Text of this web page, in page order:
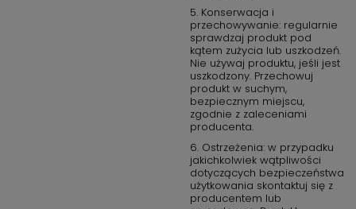
5. Konserwacja i
przechowywanie: regularnie
sprawdzaj produkt pod
kątem zużycia lub uszkodzeń.
Nie używaj produktu, jeśli jest
uszkodzony. Przechowuj
produkt w suchym,
bezpiecznym miejscu,
zgodnie z zaleceniami
producenta.
6. Ostrzeżenia: w przypadku
jakichkolwiek wątpliwości
dotyczących bezpieczeństwa
użytkowania skontaktuj się z
producentem lub